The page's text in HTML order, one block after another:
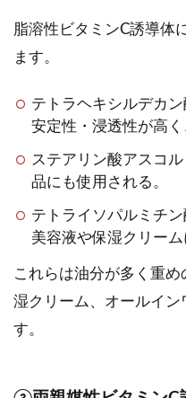
脂溶性ビタミンC誘導体
ます。
テトラヘキシルデカ
安定性・浸透性が高く
ステアリン酸アスコ
品にも使用される。
テトライソパルミチ
美容液や保湿クリーム
これらは油分が多く重
湿クリーム、オールイン
す。